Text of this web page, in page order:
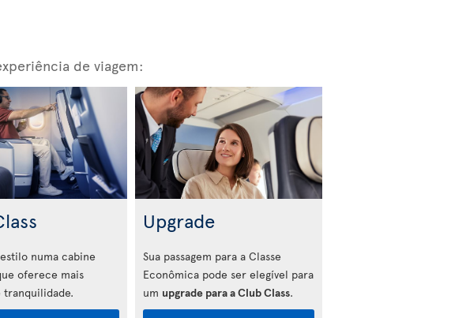
de viagem:
numa cabine
oferece mais
Upgrade
Sua passagem para a Classe
Econômica pode ser elegível para
um upgrade para a Club Class.